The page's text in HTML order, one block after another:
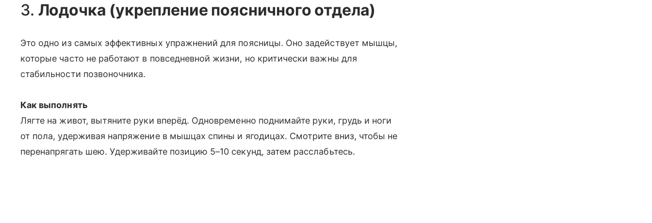
3. Лодочка (укрепление поясничного отдела)
Это одно из самых эффективных упражнений для поясницы. Оно задействует мышцы,
которые часто не работают в повседневной жизни, но критически важны для
стабильности позвоночника.
Как выполнять
Лягте на живот, вытяните руки вперёд. Одновременно поднимайте руки, грудь и ноги
от пола, удерживая напряжение в мышцах спины и ягодицах. Смотрите вниз, чтобы не
перенапрягать шею. Удерживайте позицию 5–10 секунд, затем расслабьтесь.